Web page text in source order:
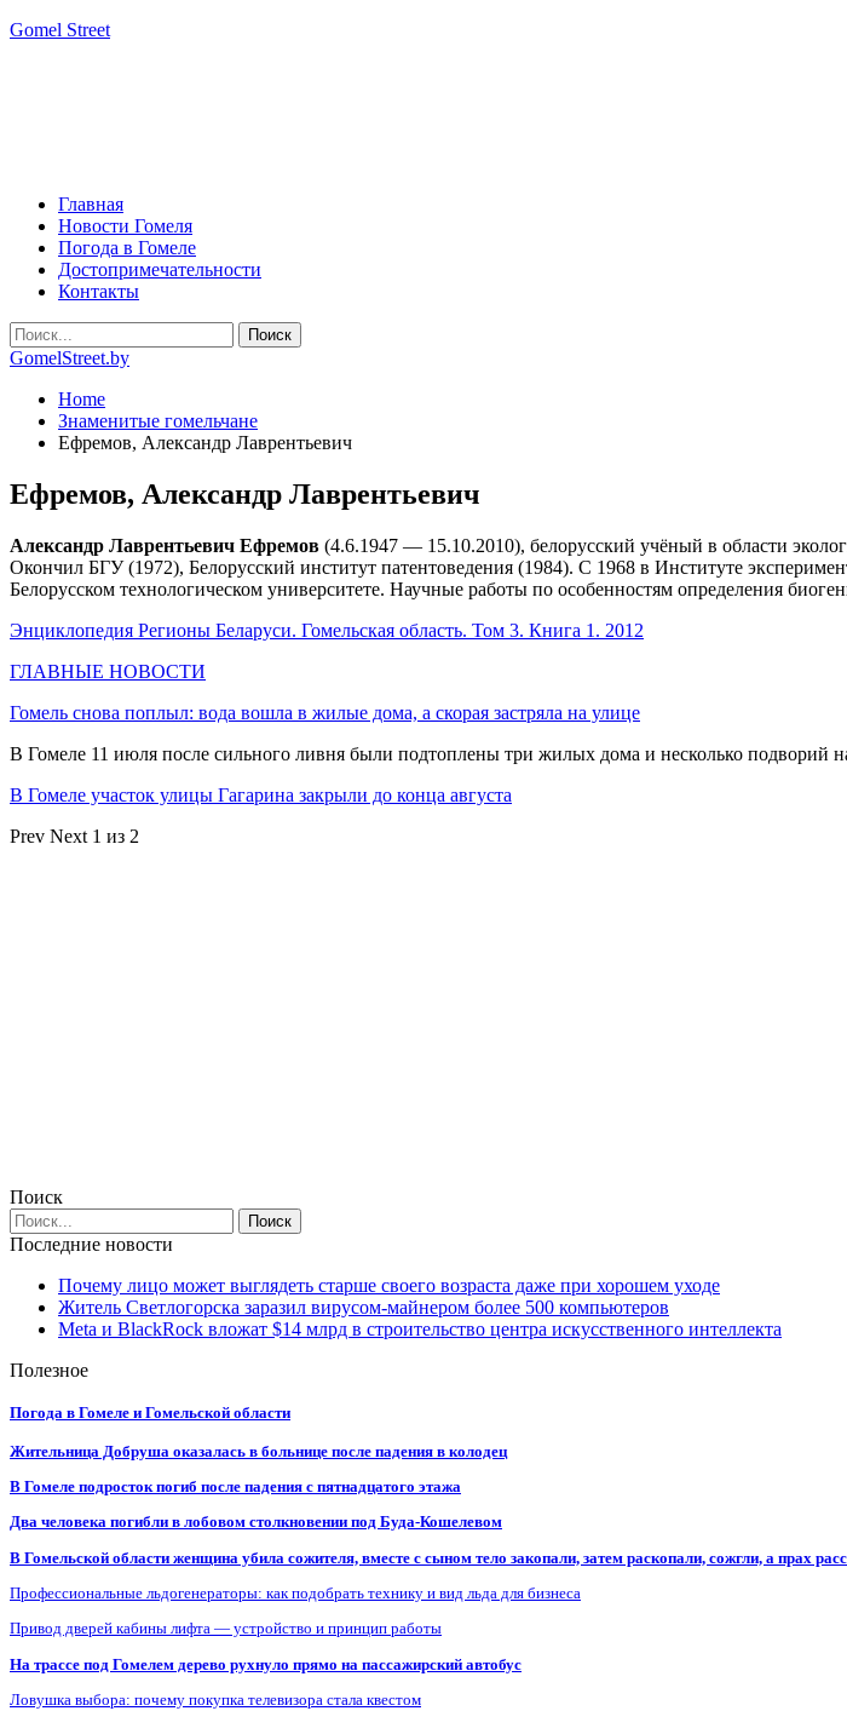
Gomel Street
Главная
Новости Гомеля
Погода в Гомеле
Достопримечательности
Контакты
GomelStreet.by
Home
Знаменитые гомельчане
Ефремов, Александр Лаврентьевич
Ефремов, Александр Лаврентьевич
Александр Лаврентьевич Ефремов (4.6.1947 — 15.10.2010), белорусский учёный в области
Окончил БГУ (1972), Белорусский институт патентоведения (1984). С 1968 в Институте
Белорусском технологическом университете. Научные работы по особенностям определения
Энциклопедия Регионы Беларуси. Гомельская область. Том 3. Книга 1. 2012
ГЛАВНЫЕ НОВОСТИ
Гомель снова поплыл: вода вошла в жилые дома, а скорая застряла на улице
В Гомеле 11 июля после сильного ливня были подтоплены три жилых дома и несколько подворий
В Гомеле участок улицы Гагарина закрыли до конца августа
Prev Next 1 из 2
Поиск
Последние новости
Почему лицо может выглядеть старше своего возраста даже при хорошем уходе
Житель Светлогорска заразил вирусом-майнером более 500 компьютеров
Meta и BlackRock вложат $14 млрд в строительство центра искусственного интеллекта
Полезное
Погода в Гомеле и Гомельской области
Жительница Добруша оказалась в больнице после падения в колодец
В Гомеле подросток погиб после падения с пятнадцатого этажа
Два человека погибли в лобовом столкновении под Буда-Кошелевом
В Гомельской области женщина убила сожителя, вместе с сыном тело закопали, затем раскопали, сожгли, а прах
Профессиональные льдогенераторы: как подобрать технику и вид льда для бизнеса
Привод дверей кабины лифта — устройство и принцип работы
На трассе под Гомелем дерево рухнуло прямо на пассажирский автобус
Ловушка выбора: почему покупка телевизора стала квестом